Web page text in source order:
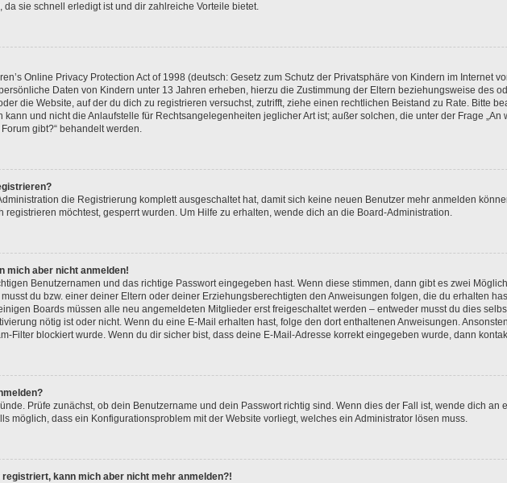
sie schnell erledigt ist und dir zahlreiche Vorteile bietet.
Online Privacy Protection Act of 1998 (deutsch: Gesetz zum Schutz der Privatsphäre von Kindern im Internet
Daten von Kindern unter 13 Jahren erheben, hierzu die Zustimmung der Eltern beziehungsweise des
die Website, auf der du dich zu registrieren versuchst, zutrifft, ziehe einen rechtlichen Beistand zu Rate. Bitte
kann und nicht die Anlaufstelle für Rechtsangelegenheiten jeglicher Art ist; außer solchen, die unter der Frage
gibt?“ behandelt werden.
die Registrierung komplett ausgeschaltet hat, damit sich keine neuen Benutzer mehr anmelden
registrieren möchtest, gesperrt wurden. Um Hilfe zu erhalten, wende dich an die Board-Administration.
mich aber nicht anmelden!
Benutzernamen und das richtige Passwort eingegeben hast. Wenn diese stimmen, dann gibt es zwei
du bzw. einer deiner Eltern oder deiner Erziehungsberechtigten den Anweisungen folgen, die du erhalten
Boards müssen alle neu angemeldeten Mitglieder erst freigeschaltet werden – entweder musst du dies
nötig ist oder nicht. Wenn du eine E-Mail erhalten hast, folge den dort enthaltenen Anweisungen.
Filter blockiert wurde. Wenn du dir sicher bist, dass deine E-Mail-Adresse korrekt eingegeben wurde, dann
Prüfe zunächst, ob dein Benutzername und dein Passwort richtig sind. Wenn dies der Fall ist, wende dich
möglich, dass ein Konfigurationsproblem mit der Website vorliegt, welches ein Administrator lösen muss.
registriert, kann mich aber nicht mehr anmelden?!